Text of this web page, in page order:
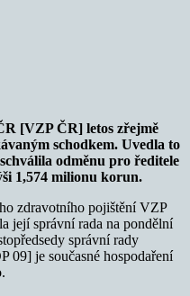
[VZP ČR] letos zřejmě
schodkem. Uvedla to
odměnu pro ředitele
1,574 milionu korun.
zdravotního pojištění VZP
její správní rada na pondělní
správní rady
09] je současné hospodaření